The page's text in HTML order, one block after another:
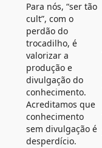
Para nós, “ser tão
cult”, com o
perdão do
trocadilho, é
valorizar a
produção e
divulgação do
conhecimento.
Acreditamos que
conhecimento
sem divulgação é
desperdício.